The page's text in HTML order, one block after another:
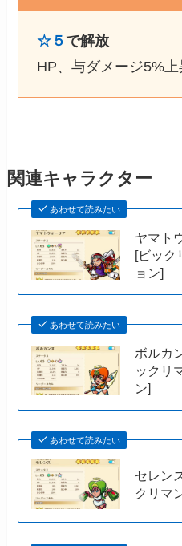
☆５ で解放
HP、与ダメージ5%上
関連キャラクター
あわせて読みたい
ヤマト
[ビック
ョン]
あわせて読みたい
ボルカ
ックリ
ン]
あわせて読みたい
セレン
クリマ